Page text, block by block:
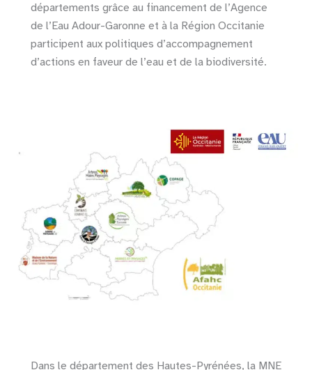
départements grâce au financement de l’Agence
de l’Eau Adour-Garonne et à la Région Occitanie
participent aux politiques d’accompagnement
d’actions en faveur de l’eau et de la biodiversité.
Dans le département des Hautes-Pyrénées, la MNE